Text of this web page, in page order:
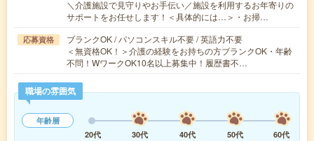
＼介護施設で見守りやお手伝い／施設を利用するお年寄りの
サポートをお任せします！＜具体的には…＞・お掃…
応募資格
ブランクOK / パソコンスキル不要 / 英語力不要
＜無資格OK！＞介護の経験をお持ちの方ブランクOK・年齢
不問！WワークOK10名以上募集中！履歴書不…
職場の雰囲気
年齢層
20代
30代 40代 50代
60代